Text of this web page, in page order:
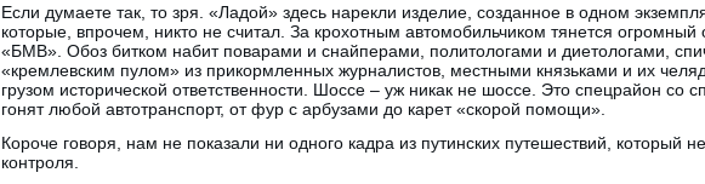
Если думаете так, то зря. «Ладой» здесь нарекли изделие, созданное в одном
которые, впрочем, никто не считал. За крохотным автомобильчиком тянется
«БМВ». Обоз битком набит поварами и снайперами, политологами и диетологами,
«кремлевским пулом» из прикормленных журналистов, местными князьками и их
грузом исторической ответственности. Шоссе – уж никак не шоссе. Это спецрайон со
гонят любой автотранспорт, от фур с арбузами до карет «скорой помощи».
Короче говоря, нам не показали ни одного кадра из путинских путешествий, который
контроля.